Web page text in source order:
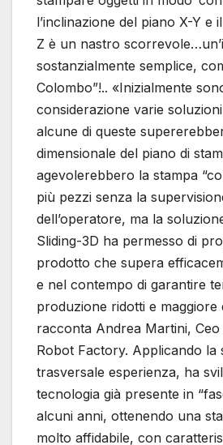
l’inclinazione del piano X-Y e
Z è un nastro
sostanzialmente semplice,
Colombo”!.. «Inizialmente
considerazione varie
alcune di queste
dimensionale del piano di
agevolerebbero la stampa
più pezzi senza la
dell’operatore, ma la
Sliding-3D ha permesso di
prodotto che supera
e nel contempo di garantire
produzione ridotti e maggiore
racconta Andrea Martini,
Robot Factory. Applicando la
trasversale esperienza, ha
tecnologia già presente in
alcuni anni, ottenendo una
molto affidabile, con